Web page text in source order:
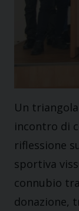
Un
incontro di
riflessione
sportiva
connubio
donazione,